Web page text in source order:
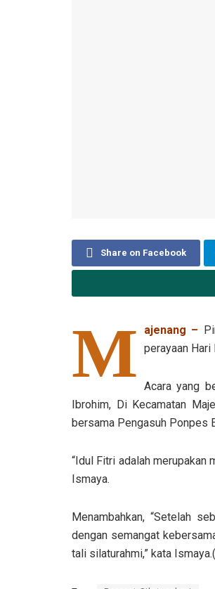
Share on Facebook
M ajenang –
perayaan
Acara yang
Ibrohim, Di Kecamatan
bersama Pengasuh Ponpes
“Idul Fitri adalah merupakan
Ismaya.
Menambahkan, “Setelah
dengan semangat
tali silaturahmi,” kata